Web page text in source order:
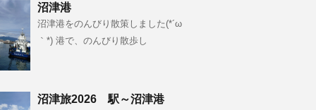
沼津港
沼津港をのんびり散策しました(*´ω
｀*) 港で、のんびり散歩し
沼津旅2026 駅～沼津港